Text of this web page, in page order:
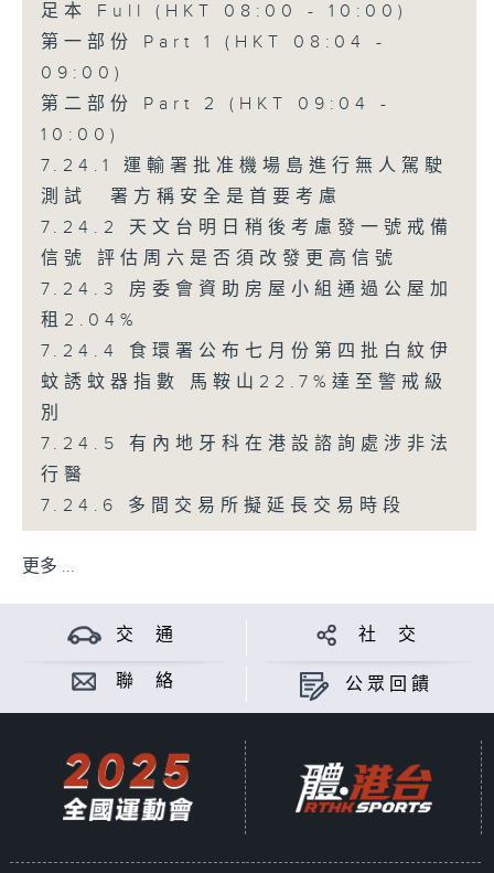
足本 Full (HKT 08:00 - 10:00)
第一部份 Part 1 (HKT 08:04 -
09:00)
第二部份 Part 2 (HKT 09:04 -
10:00)
7.24.1 運輸署批准機場島進行無人駕駛
測試 署方稱安全是首要考慮
7.24.2 天文台明日稍後考慮發一號戒備
信號 評估周六是否須改發更高信號
7.24.3 房委會資助房屋小組通過公屋加
租2.04%
7.24.4 食環署公布七月份第四批白紋伊
蚊誘蚊器指數 馬鞍山22.7%達至警戒級
別
7.24.5 有內地牙科在港設諮詢處涉非法
行醫
7.24.6 多間交易所擬延長交易時段
更多 ...
交 通 社 交
聯 絡 公眾回饋